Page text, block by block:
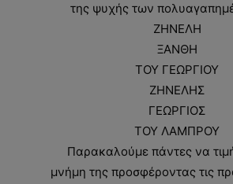
της ψυχής των
ΖΗΝΕΛΗ
ΞΑΝΘΗ
ΤΟΥ ΓΕΩΡΓΙΟΥ
ΖΗΝΕΛΗΣ
ΓΕΩΡΓΙΟΣ
ΤΟΥ ΛΑΜΠΡΟΥ
Παρακαλούμε πάντες να
μνήμη της προσφέροντας τις